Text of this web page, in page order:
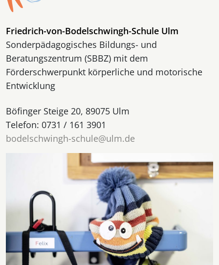
Friedrich-von-Bodelschwingh-Schule Ulm
Sonderpädagogisches Bildungs- und
Beratungszentrum (SBBZ) mit dem
Förderschwerpunkt körperliche und motorische
Entwicklung
Böfinger Steige 20, 89075 Ulm
Telefon: 0731 / 161 3901
bodelschwingh-schule@ulm.de